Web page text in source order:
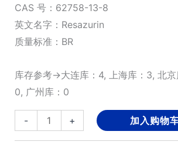
CAS 号：62758-13-8
英文名字：Resazurin
质量标准：BR
库存参考→大连库：4, 上海库：3, 北京
0, 广州库：0
-
天
+ 加入购物